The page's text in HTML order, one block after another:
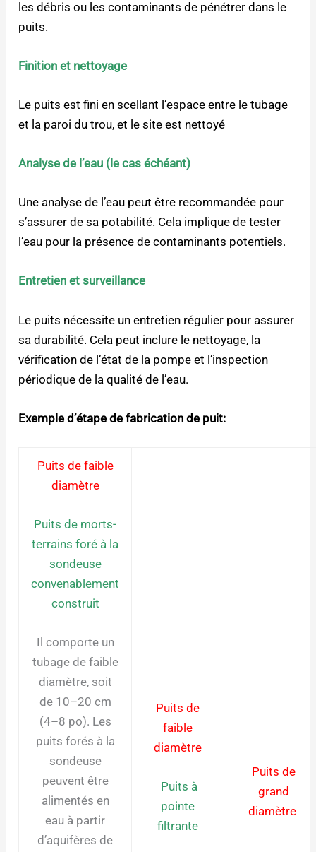
les débris ou les contaminants de pénétrer dans le
puits.
Finition et nettoyage
Le puits est fini en scellant l’espace entre le tubage
et la paroi du trou, et le site est nettoyé
Analyse de l’eau (le cas échéant)
Une analyse de l’eau peut être recommandée pour
s’assurer de sa potabilité. Cela implique de tester
l’eau pour la présence de contaminants potentiels.
Entretien et surveillance
Le puits nécessite un entretien régulier pour assurer
sa durabilité. Cela peut inclure le nettoyage, la
vérification de l’état de la pompe et l’inspection
périodique de la qualité de l’eau.
Exemple d’étape de fabrication de puit:
Puits de faible
diamètre
Puits de morts-
terrains foré à la
sondeuse
convenablement
construit
Il comporte un
tubage de faible
diamètre, soit
de 10–20 cm
(4–8 po). Les
puits forés à la
sondeuse
peuvent être
alimentés en
eau à partir
d’aquifères de
Puits de
faible
diamètre
Puits à
pointe
filtrante
Puits de
grand
diamètre